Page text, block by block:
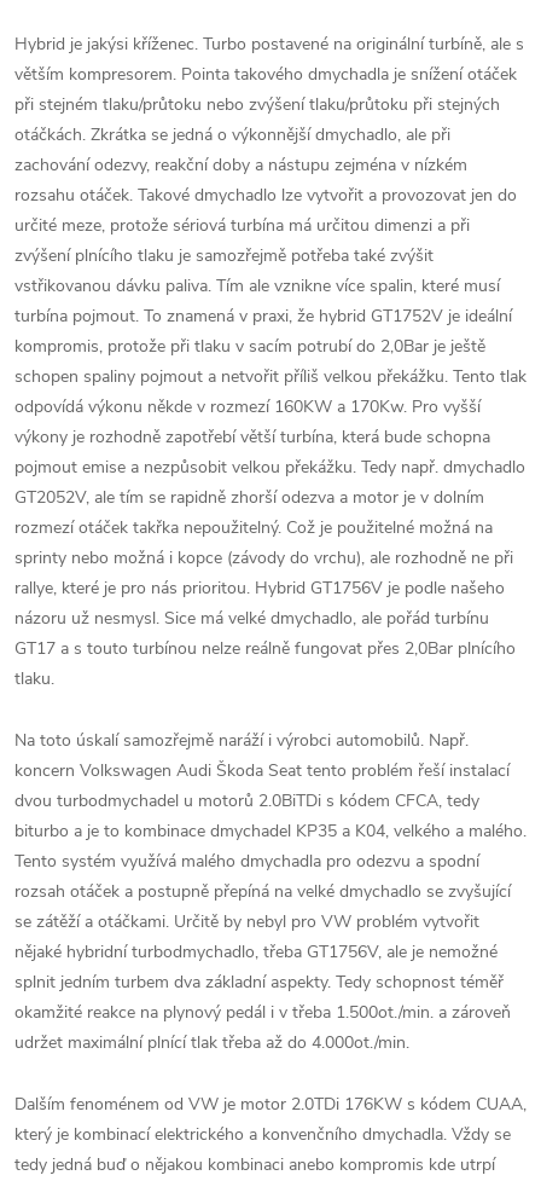
Hybrid je jakýsi kříženec. Turbo postavené na originální turbíně, ale s
větším kompresorem. Pointa takového dmychadla je snížení otáček
při stejném tlaku/průtoku nebo zvýšení tlaku/průtoku při stejných
otáčkách. Zkrátka se jedná o výkonnější dmychadlo, ale při
zachování odezvy, reakční doby a nástupu zejména v nízkém
rozsahu otáček. Takové dmychadlo lze vytvořit a provozovat jen do
určité meze, protože sériová turbína má určitou dimenzi a při
zvýšení plnícího tlaku je samozřejmě potřeba také zvýšit
vstřikovanou dávku paliva. Tím ale vznikne více spalin, které musí
turbína pojmout. To znamená v praxi, že hybrid GT1752V je ideální
kompromis, protože při tlaku v sacím potrubí do 2,0Bar je ještě
schopen spaliny pojmout a netvořit příliš velkou překážku. Tento tlak
odpovídá výkonu někde v rozmezí 160KW a 170Kw. Pro vyšší
výkony je rozhodně zapotřebí větší turbína, která bude schopna
pojmout emise a nezpůsobit velkou překážku. Tedy např. dmychadlo
GT2052V, ale tím se rapidně zhorší odezva a motor je v dolním
rozmezí otáček takřka nepoužitelný. Což je použitelné možná na
sprinty nebo možná i kopce (závody do vrchu), ale rozhodně ne při
rallye, které je pro nás prioritou. Hybrid GT1756V je podle našeho
názoru už nesmysl. Sice má velké dmychadlo, ale pořád turbínu
GT17 a s touto turbínou nelze reálně fungovat přes 2,0Bar plnícího
tlaku.
Na toto úskalí samozřejmě naráží i výrobci automobilů. Např.
koncern Volkswagen Audi Škoda Seat tento problém řeší instalací
dvou turbodmychadel u motorů 2.0BiTDi s kódem CFCA, tedy
biturbo a je to kombinace dmychadel KP35 a K04, velkého a malého.
Tento systém využívá malého dmychadla pro odezvu a spodní
rozsah otáček a postupně přepíná na velké dmychadlo se zvyšující
se zátěží a otáčkami. Určitě by nebyl pro VW problém vytvořit
nějaké hybridní turbodmychadlo, třeba GT1756V, ale je nemožné
splnit jedním turbem dva základní aspekty. Tedy schopnost téměř
okamžité reakce na plynový pedál i v třeba 1.500ot./min. a zároveň
udržet maximální plnící tlak třeba až do 4.000ot./min.
Dalším fenoménem od VW je motor 2.0TDi 176KW s kódem CUAA,
který je kombinací elektrického a konvenčního dmychadla. Vždy se
tedy jedná buď o nějakou kombinaci anebo kompromis kde utrpí